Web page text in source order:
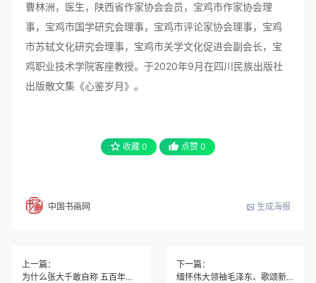
曹林洲，医生，陕西省作家协会会员，宝鸡市作家协会理
事，宝鸡市国学研究会理事，宝鸡市评论家协会理事，宝鸡
市苏轼文化研究会理事，宝鸡市关学文化促进会副会长，宝
鸡职业技术学院客座教授。于2020年9月在四川民族出版社
出版散文集《心鉴岁月》。
收藏 0 点赞 0
中国书画网 生成海报
上一篇：
为什么张大千敢自称 五百年来精鉴第一人？
下一篇：
缅怀伟大领袖毛泽东、歌颂新时代主题教育活动隆重举行